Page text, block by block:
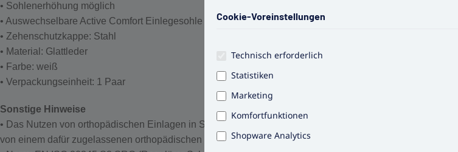
• Sohlenerhöhung möglich
• Auswechselbare Active Comfort Einlegesohle
• Zehenschutzkappe: Stahl
• Material: Glattleder
• Farbe: weiß
• Verpackungseinheit: 1 Paar
Sonstige Hinweise
• Das Nutzen von orthopädischen Einlagen in Sicherheitsschuhen unterliegt speziellen Anforderungen.
von einem dafür zugelassenen orthopädischen Schuhmacher geprüft und zertifiziert werden.
Cookie-Voreinstellungen
Technisch erforderlich
Statistiken
Marketing
Komfortfunktionen
Shopware Analytics